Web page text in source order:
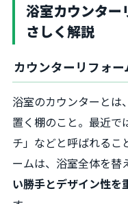
浴室カウンター
さしく解説
カウンターリフォ
浴室のカウンターとは
置く棚のこと。最近で
チ」などと呼ばれるこ
ームは、浴室全体を替
い勝手とデザイン性を